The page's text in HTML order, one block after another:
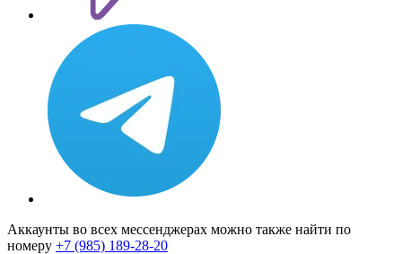
Аккаунты во всех мессенджерах можно также найти по
номеру +7 (985) 189-28-20